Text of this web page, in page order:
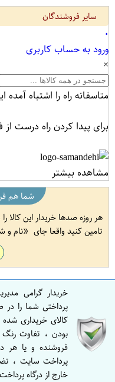
سایر فروشندگان
۰
ورود به حساب کاربری
×
متاسفانه راه را اشتباه آمده
برای پیدا کردن راه درست
مشاهده بیشتر
شما هم
هر روزه صدها خریدار این کالا
تامین کنید واقعا جای
نام و
خریدار گرامی
پرداختی شما را
کالای خریداری
بودن ، تفاوت رنگ
فروشنده و یا هر
پرداخت سایت ،
خارج از درگاه